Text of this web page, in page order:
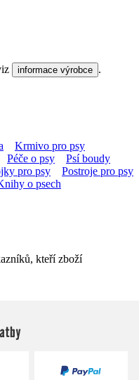
informace výrobce .
Krmivo pro psy
Péče o psy
Psí boudy
pro psy
Postroje pro psy
o psech
kteří zboží